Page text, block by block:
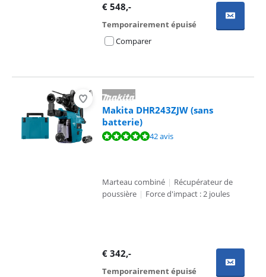
€ 548,-
Temporairement épuisé
Comparer
Makita DHR243ZJW (sans
batterie)
La note est de 9,5 sur 10, basée sur 42 avis.42 avis
Marteau combiné | Récupérateur de
poussière | Force d'impact : 2 joules
€ 342,-
Temporairement épuisé